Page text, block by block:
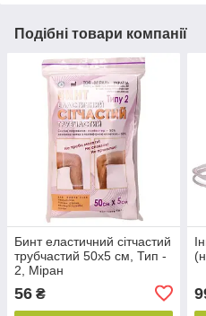
Подібні товари компанії
Бинт еластичний сітчастий
трубчастий 50х5 см, Тип -
2, Міран
56 ₴